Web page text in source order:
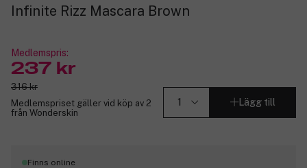
Infinite Rizz Mascara Brown
Medlemspris:
237 kr
316 kr
Medlemspriset gäller vid köp av 2
från Wonderskin
Lägg till
Finns online